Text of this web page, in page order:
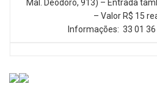
Mal. Deodoro, 913) – Entrada
– Valor R$ 15
Informações: 33 01 36